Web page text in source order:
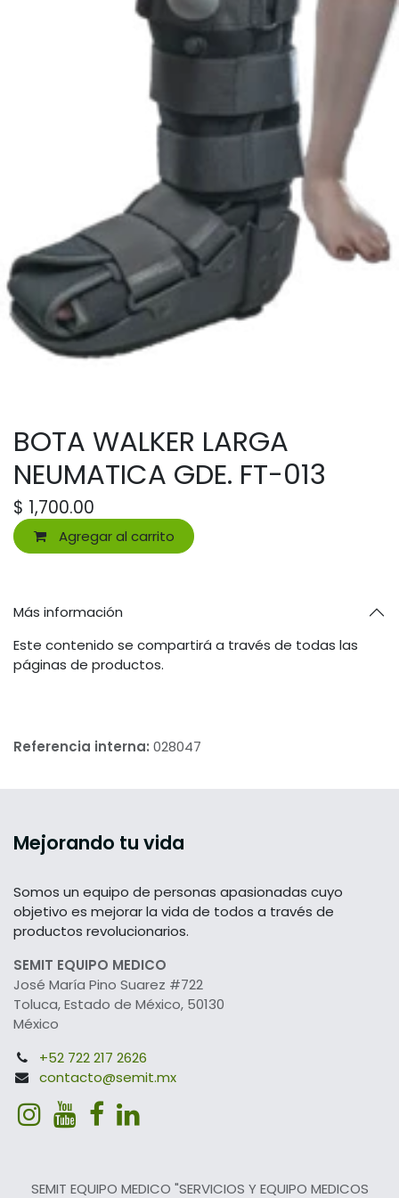
BOTA WALKER LARGA
NEUMATICA GDE. FT-013
$ 1,700.00
Agregar al carrito
Más información
Este contenido se compartirá a través de todas las
páginas de productos.
Referencia interna: 028047
Mejorando tu vida
Somos un equipo de personas apasionadas cuyo
objetivo es mejorar la vida de todos a través de
productos revolucionarios.
SEMIT EQUIPO MEDICO
José María Pino Suarez #722
Toluca, Estado de México, 50130
México
+52 722 217 2626
contacto@semit.mx
SEMIT EQUIPO MEDICO "SERVICIOS Y EQUIPO MEDICOS